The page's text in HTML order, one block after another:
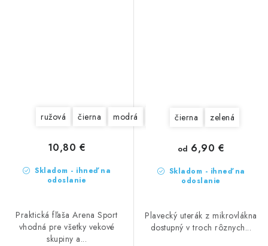
ružová čierna modrá tmavomodrá
Skladom - ihneď na
odoslanie
10,80 €
Praktická fľaša Arena Sport
vhodná pre všetky vekové
skupiny a...
čierna zelená
Skladom - ihneď na
odoslanie
od 6,90 €
Plavecký uterák z mikrovlákna
dostupný v troch rôznych...